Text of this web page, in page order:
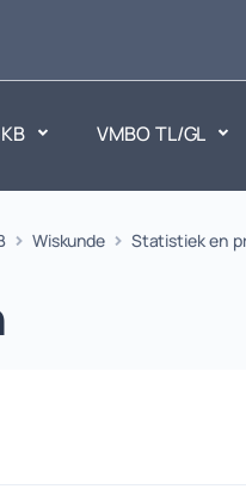
VMBO TL/GL
Wiskunde Statistiek en